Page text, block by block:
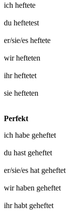
ich heftete
du heftetest
er/sie/es heftete
wirhefteten
ihrheftetet
sie hefteten
Perfekt
ich habe geheftet
du hast geheftet
er/sie/es hat geheftet
wir haben geheftet
ihr habt geheftet